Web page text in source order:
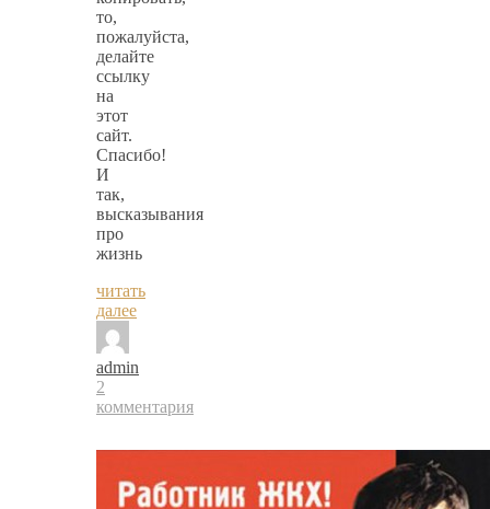
то,
пожалуйста,
делайте
ссылку
на
этот
сайт.
Спасибо!
И
так,
высказывания
про
жизнь
читать
далее
admin
2
комментария